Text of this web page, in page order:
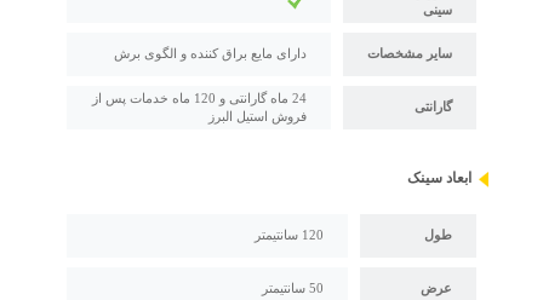
سینی
سایر مشخصات دارای مایع براق کننده و الگوی برش
گارانتی
24 ماه گارانتی و 120 ماه خدمات پس از
فروش استیل البرز
ابعاد سینک
طول 120 سانتیمتر
عرض 50 سانتیمتر